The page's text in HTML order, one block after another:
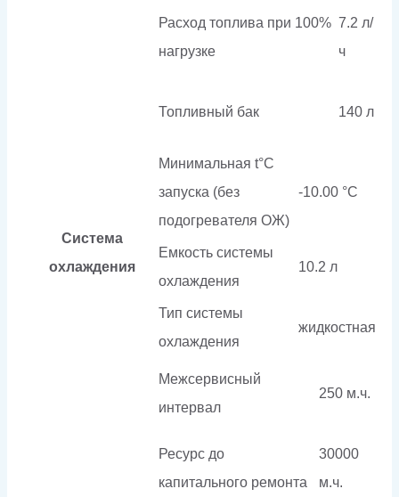
Расход топлива при 100%
нагрузке
7.2 л/
ч
Топливный бак 140 л
Система
охлаждения
Минимальная t°С
запуска (без
подогревателя ОЖ)
-10.00 °С
Емкость системы
охлаждения
10.2 л
Тип системы
охлаждения
жидкостная
Межсервисный
интервал
250 м.ч.
Ресурс до
капитального ремонта
30000
м.ч.